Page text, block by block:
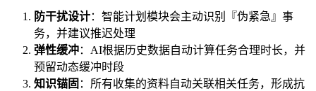
防干扰设计：智能计划模块会主动识别『伪紧急』事
务，并建议推迟处理
弹性缓冲：AI根据历史数据自动计算任务合理时长，并
预留动态缓冲时段
知识锚固 ：所有收集的资料自动关联相关任务，形成抗